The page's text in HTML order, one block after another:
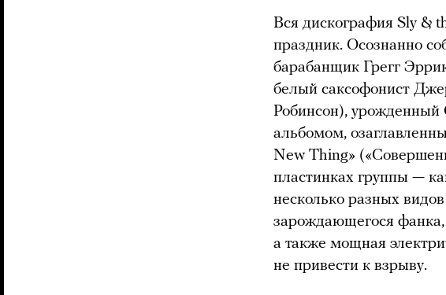
Вся дискография Sly &
праздник. Осознанно
барабанщик Грегг
белый саксофонист
Робинсон),
альбомом,
New Thing»
пластинках группы —
несколько разных
зарождающегося фанка,
а также мощная
не привести к взрыву.